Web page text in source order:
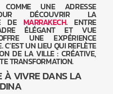
UNE ADRESSE
DÉCOUVRIR LA
DE MARRAKECH. ENTRE
ÉLÉGANT ET VUE
UNE EXPÉRIENCE
UN LIEU QUI REFLÈTE
DE LA VILLE : CRÉATIVE,
TRANSFORMATION.
À VIVRE DANS LA